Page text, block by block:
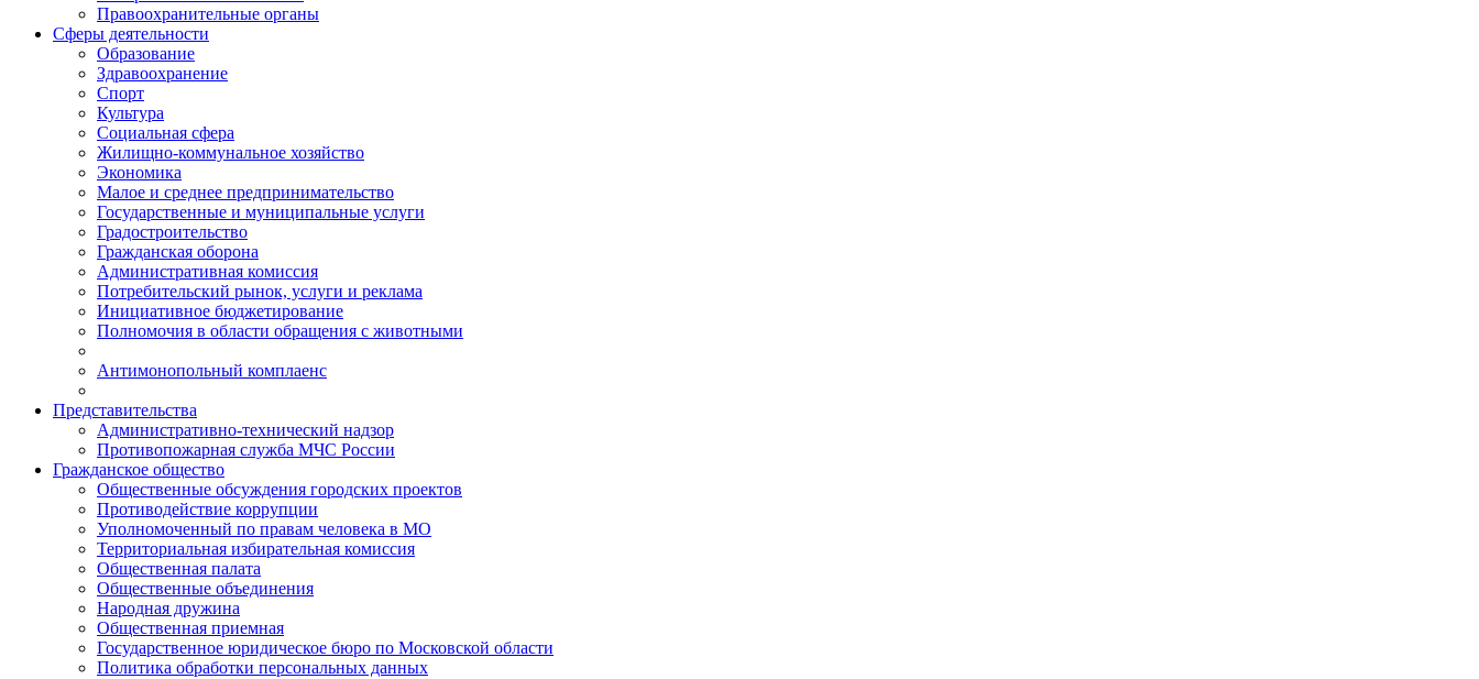
Правоохранительные органы
Сферы деятельности
Образование
Здравоохранение
Спорт
Культура
Социальная сфера
Жилищно-коммунальное хозяйство
Экономика
Малое и среднее предпринимательство
Государственные и муниципальные услуги
Градостроительство
Гражданская оборона
Административная комиссия
Потребительский рынок, услуги и реклама
Инициативное бюджетирование
Полномочия в области обращения с животными
Антимонопольный комплаенс
Представительства
Административно-технический надзор
Противопожарная служба МЧС России
Гражданское общество
Общественные обсуждения городских проектов
Противодействие коррупции
Уполномоченный по правам человека в МО
Территориальная избирательная комиссия
Общественная палата
Общественные объединения
Народная дружина
Общественная приемная
Государственное юридическое бюро по Московской области
Политика обработки персональных данных